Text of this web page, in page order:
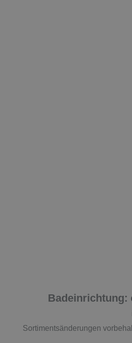
Badeinrichtung:
Sortimentsänderungen